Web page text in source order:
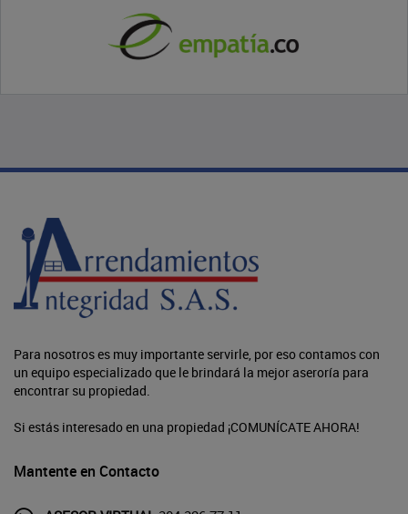
Para nosotros es muy importante servirle, por eso contamos con
un equipo especializado que le brindará la mejor aseroría para
encontrar su propiedad.
Si estás interesado en una propiedad ¡COMUNÍCATE AHORA!
Mantente en Contacto